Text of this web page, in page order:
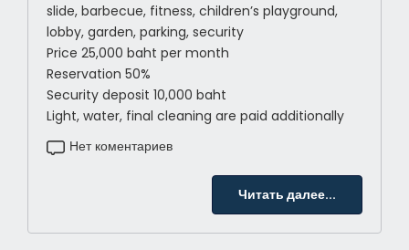
slide, barbecue, fitness, children’s playground,
lobby, garden, parking, security
Price 25,000 baht per month
Reservation 50%
Security deposit 10,000 baht
Light, water, final cleaning are paid additionally
Нет коментариев
Читать далее...